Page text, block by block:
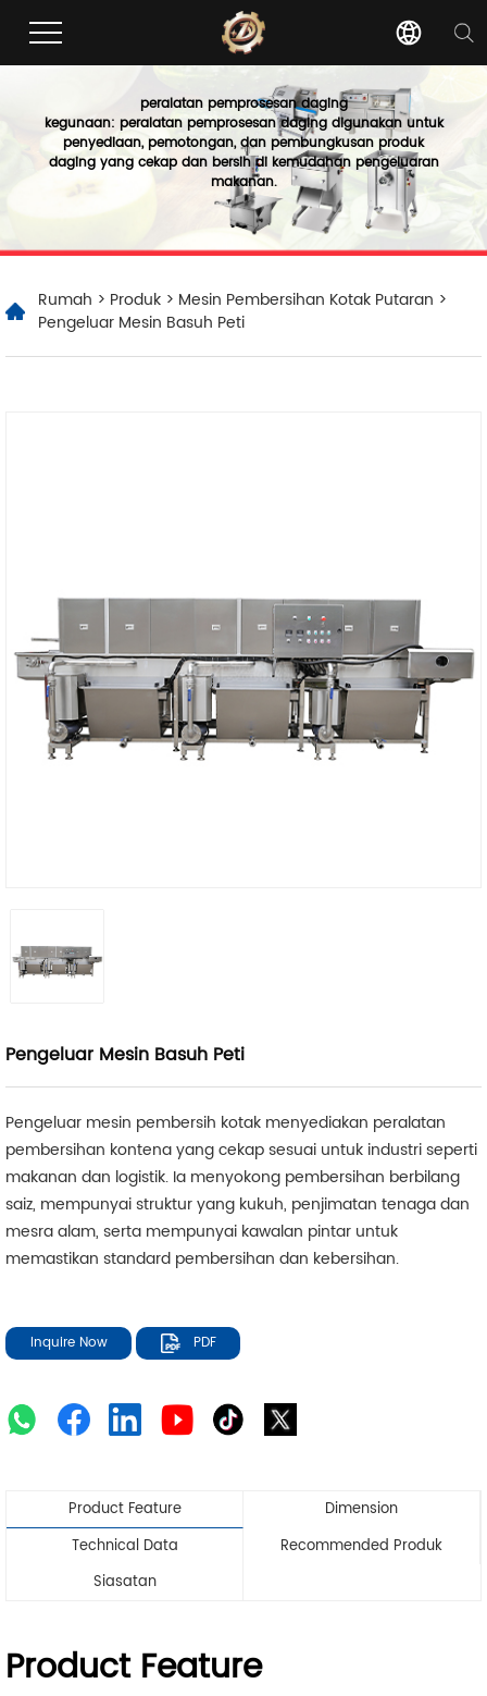
peralatan pemprosesan daging
kegunaan: peralatan pemprosesan daging digunakan untuk
penyediaan, pemotongan, dan pembungkusan produk
daging yang cekap dan bersih di kemudahan pengeluaran
makanan.
Rumah > Produk > Mesin Pembersihan Kotak Putaran >
Pengeluar Mesin Basuh Peti
Pengeluar Mesin Basuh Peti
Pengeluar mesin pembersih kotak menyediakan peralatan
pembersihan kontena yang cekap sesuai untuk industri seperti
makanan dan logistik. Ia menyokong pembersihan berbilang
saiz, mempunyai struktur yang kukuh, penjimatan tenaga dan
mesra alam, serta mempunyai kawalan pintar untuk
memastikan standard pembersihan dan kebersihan.
Inquire Now PDF
Product Feature
Dimension
Technical Data
Recommended Produk
Siasatan
Product Feature